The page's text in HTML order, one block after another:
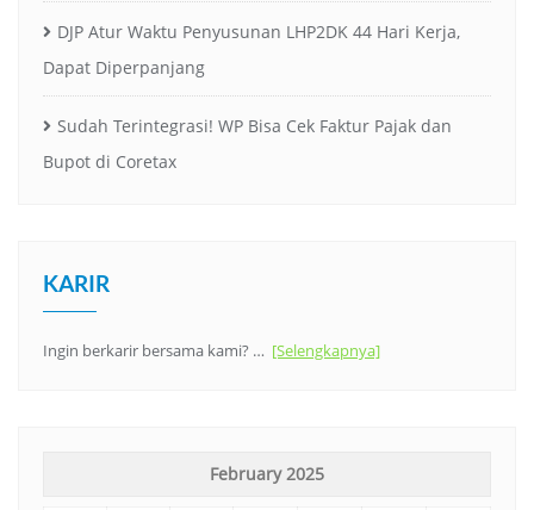
DJP Atur Waktu Penyusunan LHP2DK 44 Hari Kerja,
Dapat Diperpanjang
Sudah Terintegrasi! WP Bisa Cek Faktur Pajak dan
Bupot di Coretax
KARIR
Ingin berkarir bersama kami? … [Selengkapnya]
February 2025